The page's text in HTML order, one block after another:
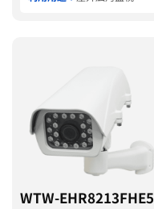
WTW-EHR8213FHE5